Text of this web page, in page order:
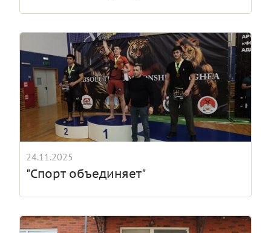
24.11.2025
"Спорт объединяет"